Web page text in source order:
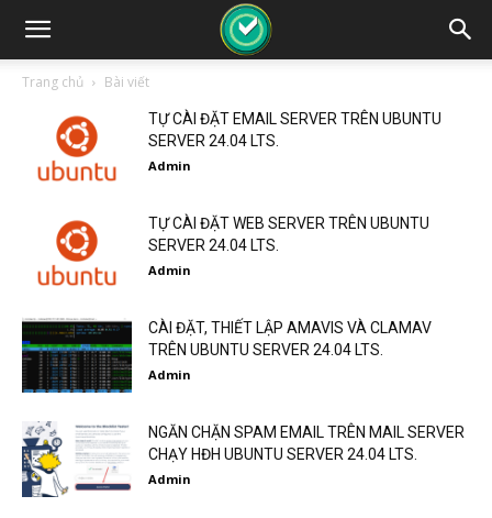
Trang chủ Bài viết
TỰ CÀI ĐẶT EMAIL SERVER TRÊN UBUNTU
SERVER 24.04 LTS.
Admin
TỰ CÀI ĐẶT WEB SERVER TRÊN UBUNTU
SERVER 24.04 LTS.
Admin
CÀI ĐẶT, THIẾT LẬP AMAVIS VÀ CLAMAV
TRÊN UBUNTU SERVER 24.04 LTS.
Admin
NGĂN CHẶN SPAM EMAIL TRÊN MAIL SERVER
CHẠY HĐH UBUNTU SERVER 24.04 LTS.
Admin